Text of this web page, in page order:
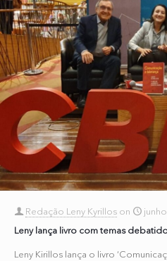
Redação Leny Kyrillos on
Leny lança livro com temas
Leny Kirillos lança o livro